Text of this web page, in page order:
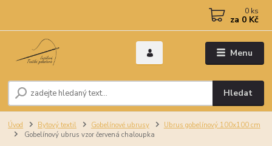
Menu
Hledat
0 ks
za 0 Kč
Úvod Bytový textil Gobelínové ubrusy
Ubrus gobelínový 100x100 cm
Gobelínový ubrus vzor červená chaloupka